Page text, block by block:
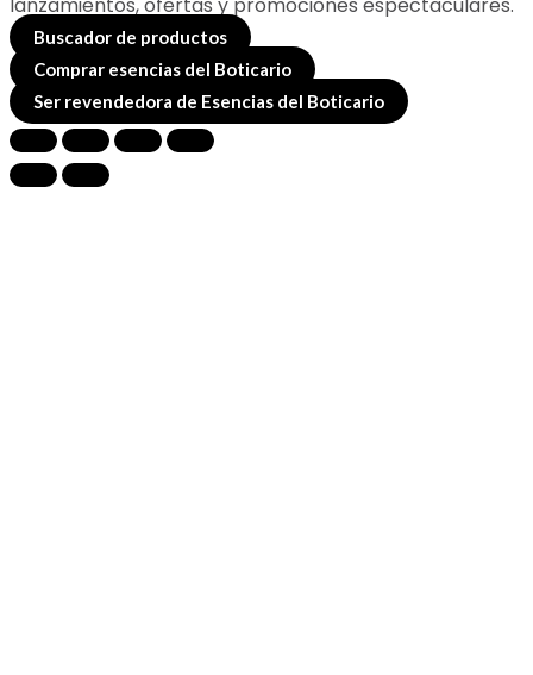
Buscador de productos
Comprar esencias del Boticario
Ser revendedora de Esencias del Boticario